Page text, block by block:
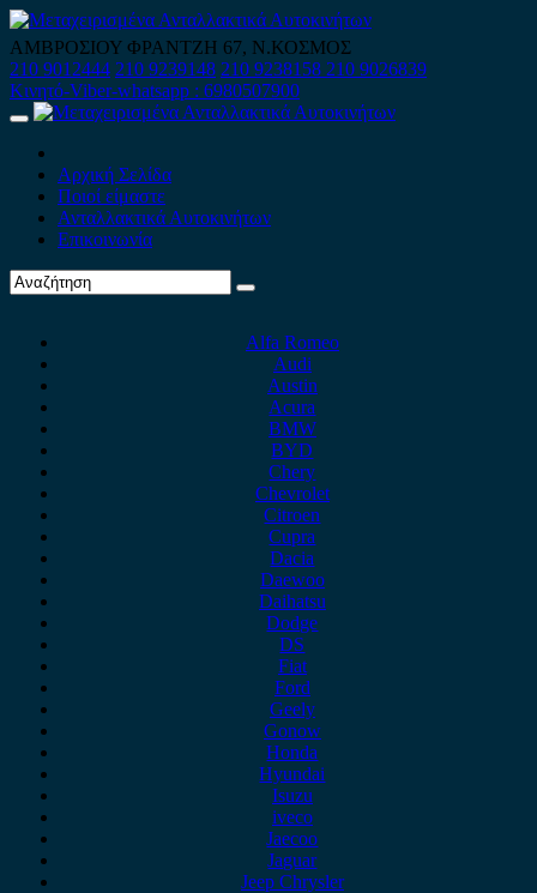
Skip
to
content
ΑΜΒΡΟΣΙΟΥ ΦΡΑΝΤΖΗ 67, Ν.ΚΟΣΜΟΣ
210 9012444 210 9239148 210 9238158 210 9026839
Κινητό-Viber-whatsapp : 6980507900
Primary
Αρχική Σελίδα
Ποιοί είμαστε
Ανταλλακτικά Αυτοκινήτων
Επικοινωνία
Alfa Romeo
Audi
Austin
Acura
BMW
BYD
Chery
Chevrolet
Citroen
Cupra
Dacia
Daewoo
Daihatsu
Dodge
DS
Fiat
Ford
Geely
Gonow
Honda
Hyundai
Isuzu
iveco
Jaecoo
Jaguar
Jeep Chrysler